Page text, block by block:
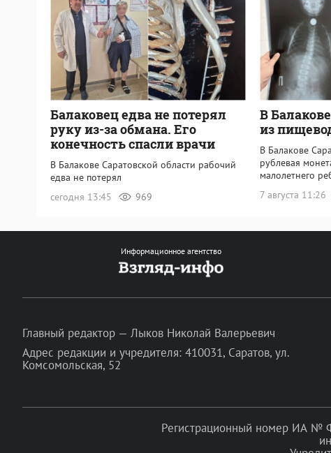
Балаковец едва не потерял
руку из-за обмана. Его
конечность спасли врачи
В Балакове Саратовской области рабочий
едва не потерял
сегодня 13:45
969
В
из
В Балакове
рублевая
малолетнего
7 августа 11:26
Информационное агентство
Главный редактор — Лыков Николай Валерьевич
Адрес редакции и учредителя: 410031, Саратов, ул.
Комсомольская, 52
Регистрационный номер ИА №